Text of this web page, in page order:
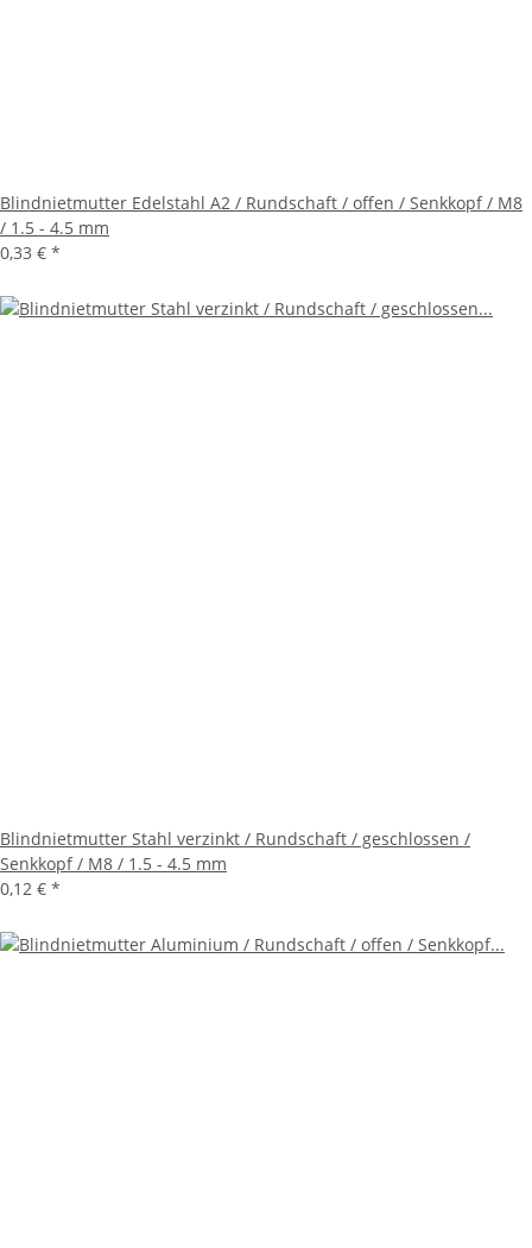
Blindnietmutter Edelstahl A2 / Rundschaft / offen / Senkkopf / M8
/ 1.5 - 4.5 mm
0,33 € *
Blindnietmutter Stahl verzinkt / Rundschaft / geschlossen /
Senkkopf / M8 / 1.5 - 4.5 mm
0,12 € *